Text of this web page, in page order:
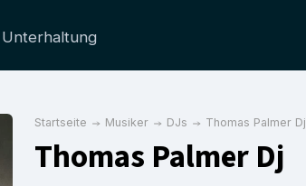
Unterhaltung
Startseite Musiker DJs Thomas Palmer Dj
Thomas Palmer Dj